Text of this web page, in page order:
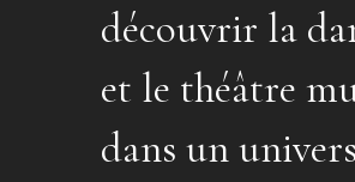
découvrir la
et le théâtre
dans un univers